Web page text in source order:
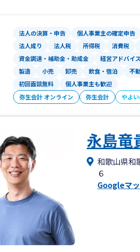
法人の決算・申告 個人事業主の確定申告
法人成り
法人税 所得税 消費税
資金調達・補助金・助成金
経営アドバイス
製造 小売 卸売 飲食・宿泊 不
初回面談無料 個人事業主も歓迎
弥生会計 オンライン 弥生会計 やよ
永島竜
和歌山県和
６
Googleマ